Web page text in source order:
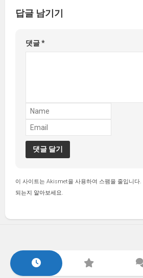
답글 남기기
댓글*
이 사이트는 Akismet을 사용하여 스팸을 줄입니다.
되는지 알아보세요.